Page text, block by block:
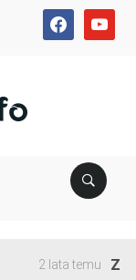
facebookyoutube
2 lata temu